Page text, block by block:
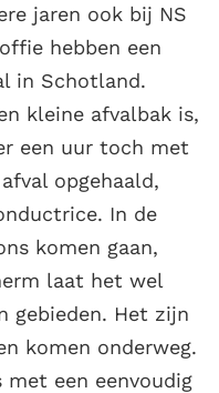
jaren ook bij NS
hebben een
in Schotland.
kleine afvalbak is,
een uur toch met
opgehaald,
In de
komen gaan,
laat het wel
gebieden. Het zijn
komen onderweg.
met een eenvoudig